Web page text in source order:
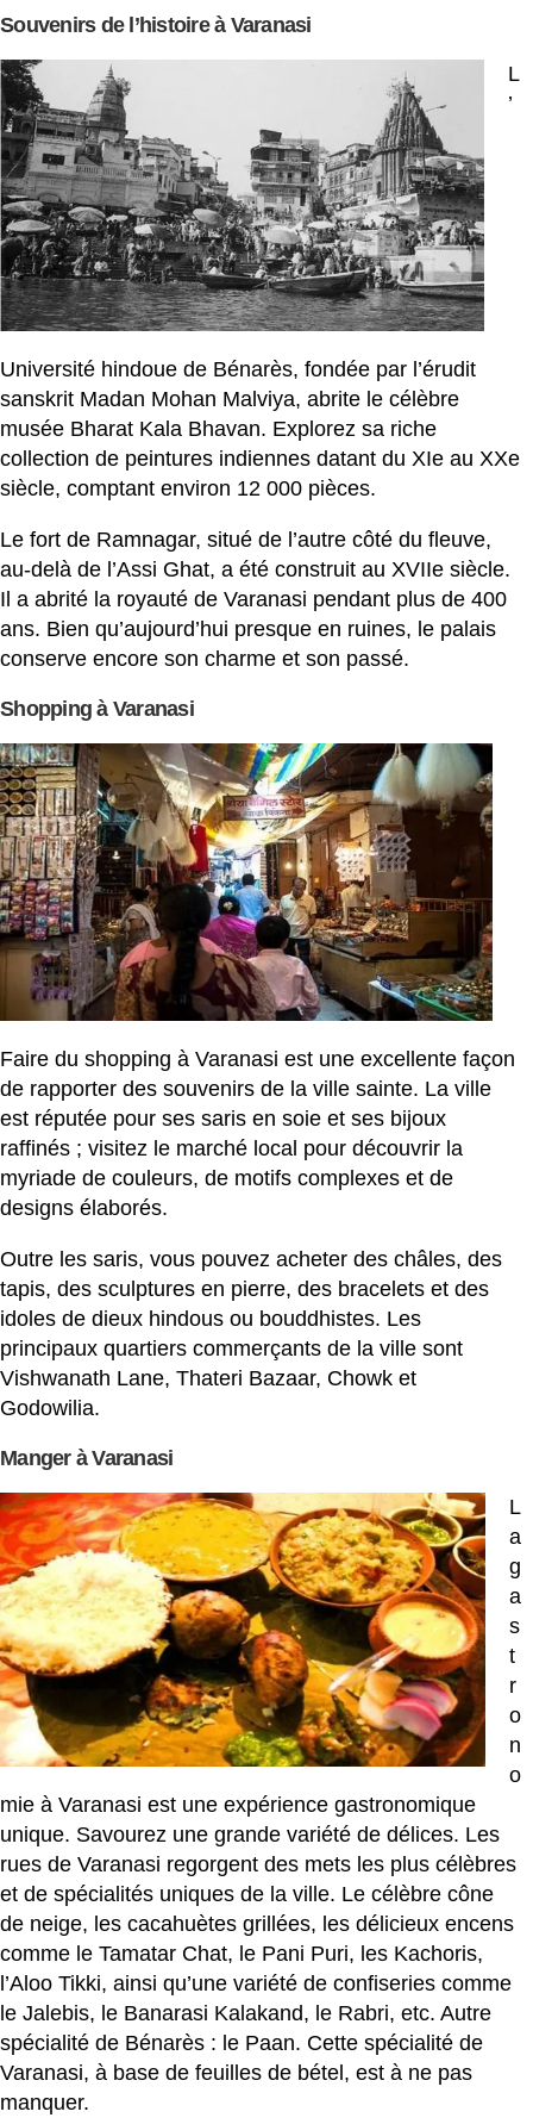
Souvenirs de l’histoire à Varanasi
L
’
Université hindoue de Bénarès, fondée par l’érudit
sanskrit Madan Mohan Malviya, abrite le célèbre
musée Bharat Kala Bhavan. Explorez sa riche
collection de peintures indiennes datant du XIe au XXe
siècle, comptant environ 12 000 pièces.
Le fort de Ramnagar, situé de l’autre côté du fleuve,
au-delà de l’Assi Ghat, a été construit au XVIIe siècle.
Il a abrité la royauté de Varanasi pendant plus de 400
ans. Bien qu’aujourd’hui presque en ruines, le palais
conserve encore son charme et son passé.
Shopping à Varanasi
Faire du shopping à Varanasi est une excellente façon
de rapporter des souvenirs de la ville sainte. La ville
est réputée pour ses saris en soie et ses bijoux
raffinés ; visitez le marché local pour découvrir la
myriade de couleurs, de motifs complexes et de
designs élaborés.
Outre les saris, vous pouvez acheter des châles, des
tapis, des sculptures en pierre, des bracelets et des
idoles de dieux hindous ou bouddhistes. Les
principaux quartiers commerçants de la ville sont
Vishwanath Lane, Thateri Bazaar, Chowk et
Godowilia.
Manger à Varanasi
L
a
g
a
s
t
r
o
n
o
mie à Varanasi est une expérience gastronomique
unique. Savourez une grande variété de délices. Les
rues de Varanasi regorgent des mets les plus célèbres
et de spécialités uniques de la ville. Le célèbre cône
de neige, les cacahuètes grillées, les délicieux encens
comme le Tamatar Chat, le Pani Puri, les Kachoris,
l’Aloo Tikki, ainsi qu’une variété de confiseries comme
le Jalebis, le Banarasi Kalakand, le Rabri, etc. Autre
spécialité de Bénarès : le Paan. Cette spécialité de
Varanasi, à base de feuilles de bétel, est à ne pas
manquer.